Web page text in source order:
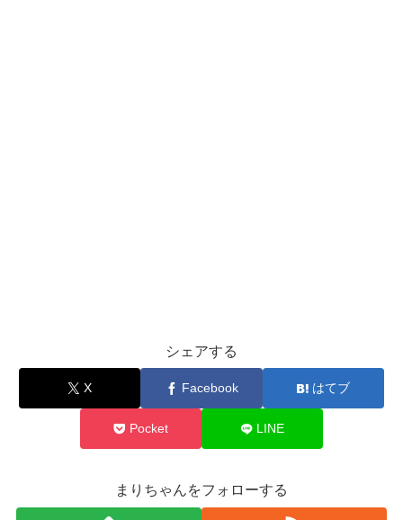
シェアする
X Facebook はてブ
Pocket LINE
まりちゃんをフォローする